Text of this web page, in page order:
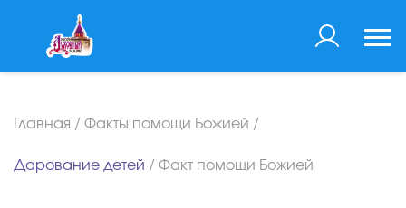
Главная / Факты помощи Божией /
Дарование детей / Факт помощи Божией